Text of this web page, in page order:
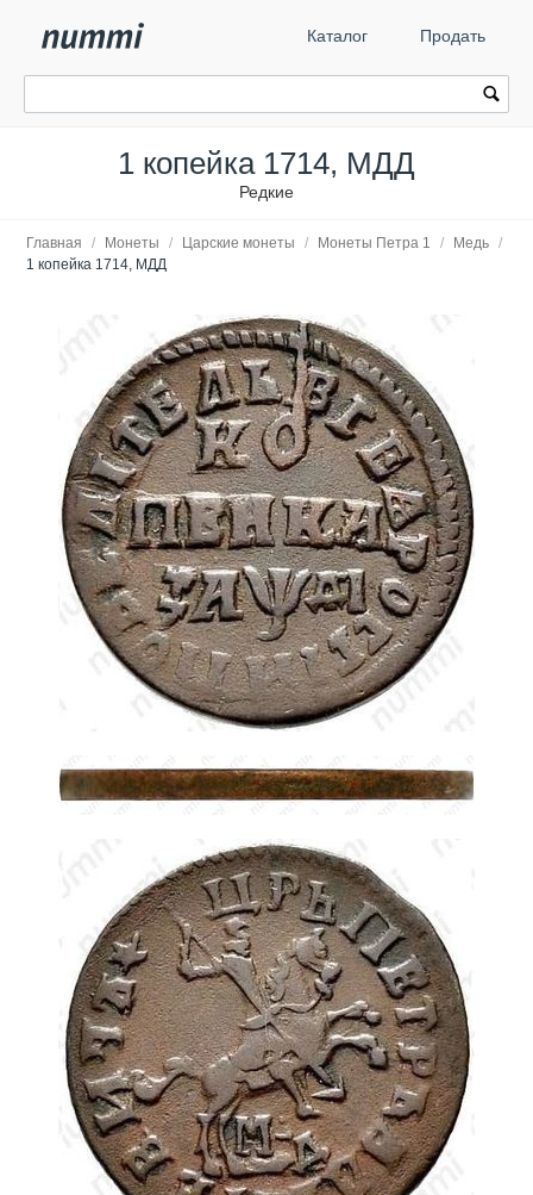
Каталог Продать
1 копейка 1714, МДД
Редкие
Главная / Монеты / Царские монеты / Монеты Петра 1 / Медь /
1 копейка 1714, МДД